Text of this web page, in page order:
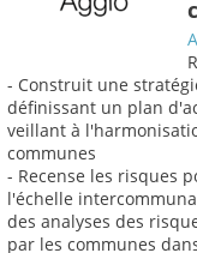
- Construit une
définissant un plan
veillant à
communes
- Recense les risques
l'échelle
des analyses des
par les communes